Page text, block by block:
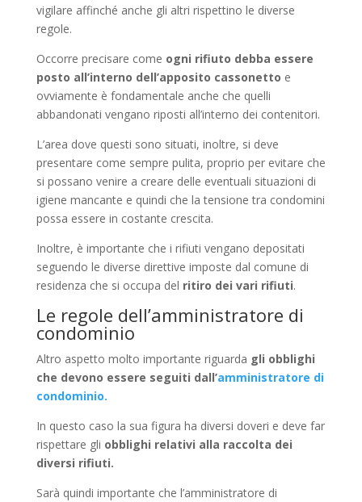
vigilare affinché anche gli altri rispettino le diverse
regole.
Occorre precisare come ogni rifiuto debba essere
posto all’interno dell’apposito cassonetto e
ovviamente è fondamentale anche che quelli
abbandonati vengano riposti all’interno dei contenitori.
L’area dove questi sono situati, inoltre, si deve
presentare come sempre pulita, proprio per evitare che
si possano venire a creare delle eventuali situazioni di
igiene mancante e quindi che la tensione tra condomini
possa essere in costante crescita.
Inoltre, è importante che i rifiuti vengano depositati
seguendo le diverse direttive imposte dal comune di
residenza che si occupa del ritiro dei vari rifiuti.
Le regole dell’amministratore di
condominio
Altro aspetto molto importante riguarda gli obblighi
che devono essere seguiti dall’amministratore di
condominio.
In questo caso la sua figura ha diversi doveri e deve far
rispettare gli obblighi relativi alla raccolta dei
diversi rifiuti.
Sarà quindi importante che l’amministratore di